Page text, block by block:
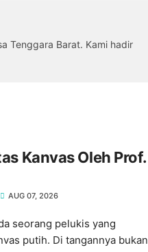
Tenggara Barat. Kami hadir
Kanvas Oleh Prof.
AUG 07, 2026
seorang pelukis yang
putih. Di tangannya bukan